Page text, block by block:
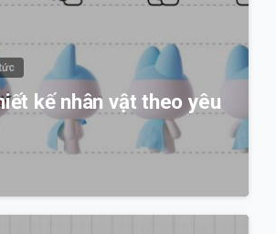
kế nhân vật theo yêu